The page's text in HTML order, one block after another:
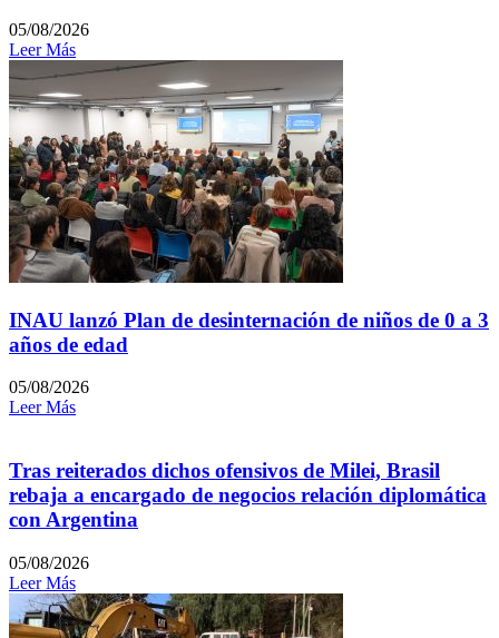
05/08/2026
Leer Más
INAU lanzó Plan de desinternación de niños de 0 a 3
años de edad
05/08/2026
Leer Más
Tras reiterados dichos ofensivos de Milei, Brasil
rebaja a encargado de negocios relación diplomática
con Argentina
05/08/2026
Leer Más